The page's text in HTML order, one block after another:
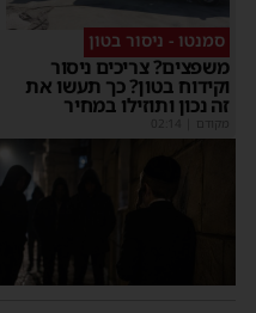
סמנטו - ניסור בטון
משפצים? צריכים ניסור
וקידוח בטון? כך תעשו את
זה נכון ותוזילו במחיר
מקודם